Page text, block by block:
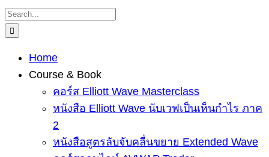
Skip
to
Search
for:
Home
Course & Book
คอร์ส Elliott Wave Masterclass
หนังสือ Elliott Wave นับเวฟเป็นเห็นกำไร ภาค
2
หนังสือสูตรลับจับคลื่นขยาย Extended Wave